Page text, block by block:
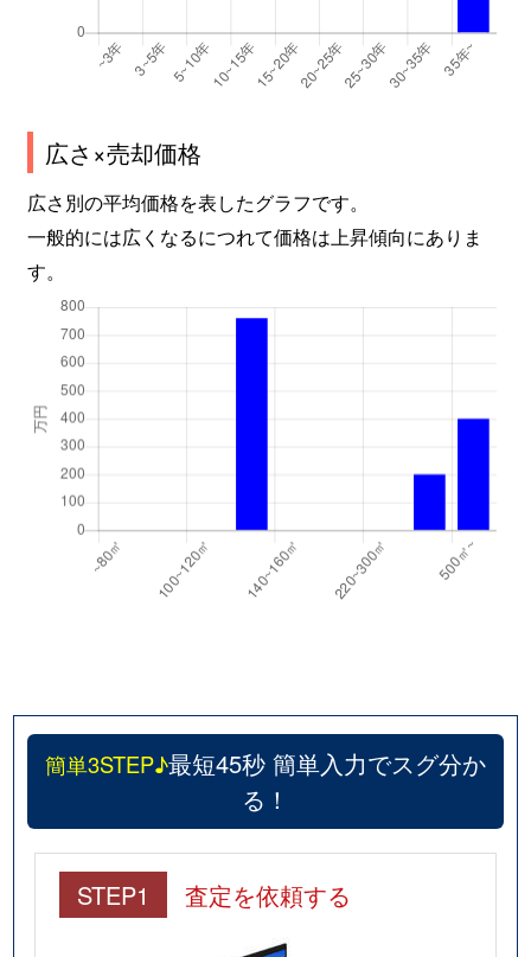
広さ×売却価格
広さ別の平均価格を表したグラフです。
一般的には広くなるにつれて価格は上昇傾向にありま
す。
簡単3STEP♪最短45秒 簡単入力でスグ分か
る！
STEP1 査定を依頼する